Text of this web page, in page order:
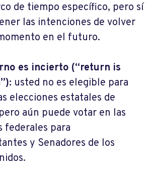
de tiempo específico, pero sí
las intenciones de volver
en el futuro.
es incierto (“return is
usted no es elegible para
elecciones estatales de
aún puede votar en las
federales para
y Senadores de los